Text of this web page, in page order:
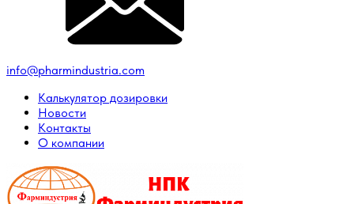
info@pharmindustria.com
Калькулятор дозировки
Новости
Контакты
О компании